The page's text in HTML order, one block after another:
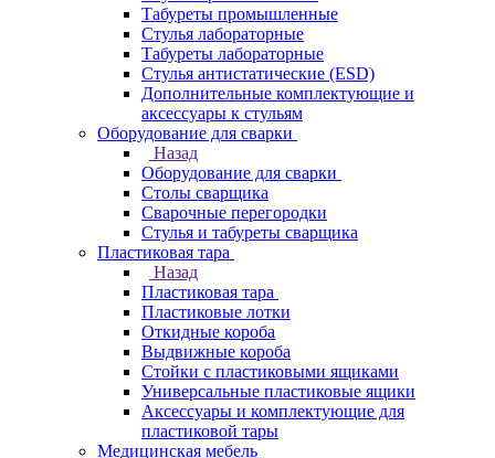
Табуреты промышленные
Стулья лабораторные
Табуреты лабораторные
Стулья антистатические (ESD)
Дополнительные комплектующие и
аксессуары к стульям
Оборудование для сварки
Назад
Оборудование для сварки
Столы сварщика
Сварочные перегородки
Стулья и табуреты сварщика
Пластиковая тара
Назад
Пластиковая тара
Пластиковые лотки
Откидные короба
Выдвижные короба
Стойки с пластиковыми ящиками
Универсальные пластиковые ящики
Аксессуары и комплектующие для
пластиковой тары
Медицинская мебель